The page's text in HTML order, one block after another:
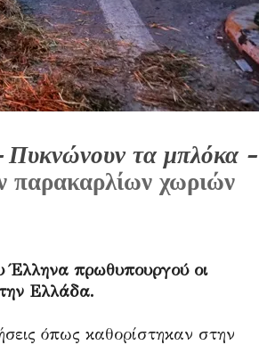
Πυκνώνουν τα μπλόκα -
παρακαρλίων χωριών
Έλληνα πρωθυπουργού οι
Ελλάδα.
όπως καθορίστηκαν στην